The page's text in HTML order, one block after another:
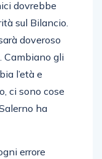
dovrebbe
sul Bilancio.
doveroso
Cambiano gli
l’età e
ci sono cose
ha
errore